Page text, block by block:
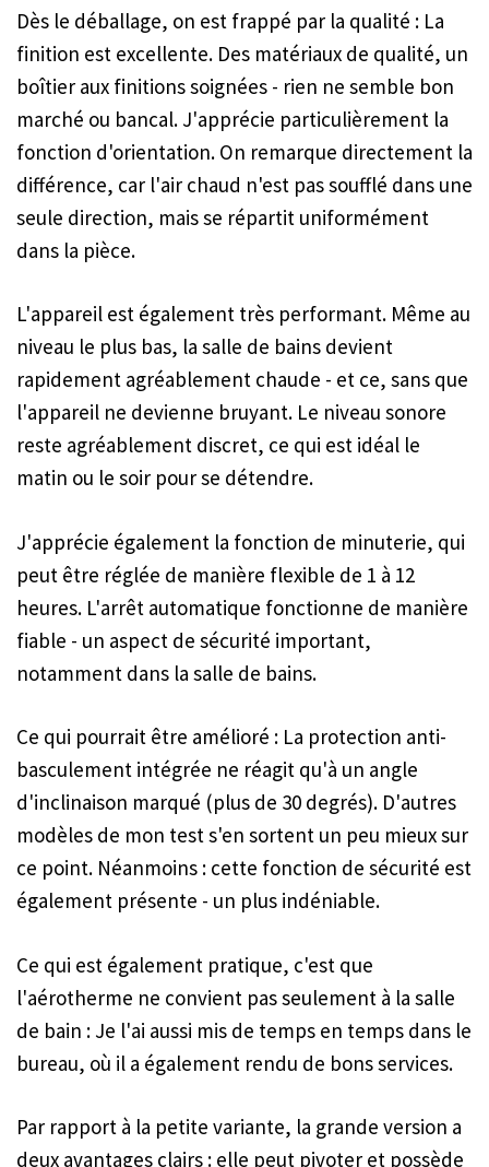
Dès le déballage, on est frappé par la qualité : La
finition est excellente. Des matériaux de qualité, un
boîtier aux finitions soignées - rien ne semble bon
marché ou bancal. J'apprécie particulièrement la
fonction d'orientation. On remarque directement la
différence, car l'air chaud n'est pas soufflé dans une
seule direction, mais se répartit uniformément
dans la pièce.
L'appareil est également très performant. Même au
niveau le plus bas, la salle de bains devient
rapidement agréablement chaude - et ce, sans que
l'appareil ne devienne bruyant. Le niveau sonore
reste agréablement discret, ce qui est idéal le
matin ou le soir pour se détendre.
J'apprécie également la fonction de minuterie, qui
peut être réglée de manière flexible de 1 à 12
heures. L'arrêt automatique fonctionne de manière
fiable - un aspect de sécurité important,
notamment dans la salle de bains.
Ce qui pourrait être amélioré : La protection anti-
basculement intégrée ne réagit qu'à un angle
d'inclinaison marqué (plus de 30 degrés). D'autres
modèles de mon test s'en sortent un peu mieux sur
ce point. Néanmoins : cette fonction de sécurité est
également présente - un plus indéniable.
Ce qui est également pratique, c'est que
l'aérotherme ne convient pas seulement à la salle
de bain : Je l'ai aussi mis de temps en temps dans le
bureau, où il a également rendu de bons services.
Par rapport à la petite variante, la grande version a
deux avantages clairs : elle peut pivoter et possède